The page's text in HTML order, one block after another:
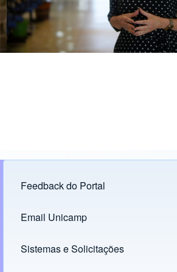
Footer menu
Feedback do Portal
Links
Email Unicamp
(opens in new tab)
Sistemas e Solicitações
(opens in new tab)